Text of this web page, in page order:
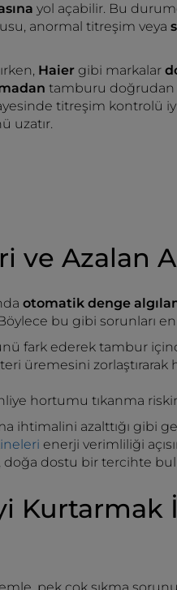
yol açabilir. Bu
anormal titreşim veya
Haier gibi markalar
tamburu doğrudan
titreşim kontrolü
uzatır.
ve Azalan
otomatik denge
bu gibi sorunları
fark ederek tambur
üremesini
hortumu tıkanma
ihtimalini azalttığı gibi
enerji verimliliği
dostu bir tercihte
Kurtarmak